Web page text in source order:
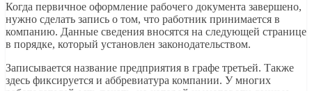
Когда первичное оформление рабочего документа завершено,
нужно сделать запись о том, что работник принимается в
компанию. Данные сведения вносятся на следующей странице
в порядке, который установлен законодательством.
Записывается название предприятия в графе третьей. Также
здесь фиксируется и аббревиатура компании. У многих